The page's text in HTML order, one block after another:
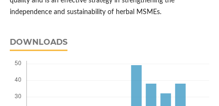
independence and sustainability of herbal MSMEs.
DOWNLOADS